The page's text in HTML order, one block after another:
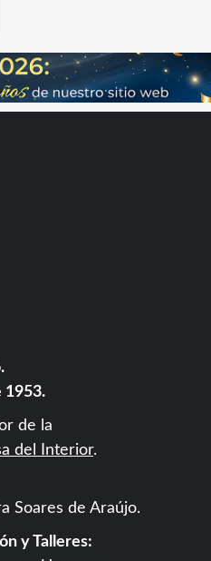
1953.
de la
del Interior.
Soares de Araújo.
y Talleres: